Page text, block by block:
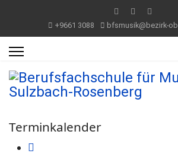
+9661 3088 bfsmusik@bezirk-
Terminkalender